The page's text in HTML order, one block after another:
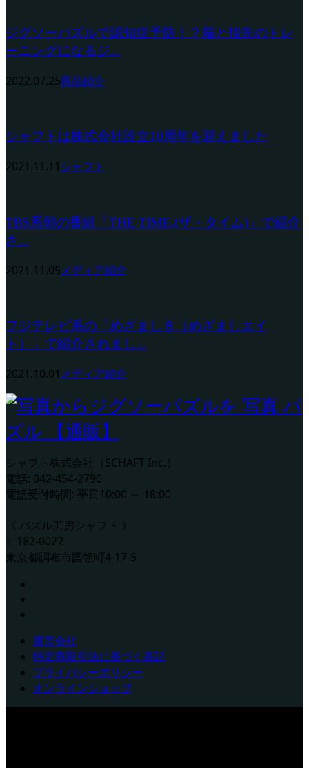
ジグソーパズルで認知症予防！？脳と指先のトレ
ーニングになるジ...
2022.07.25商品紹介
シャフトは株式会社設立10周年を迎えました
2021.11.11 シャフト
TBS系朝の番組「THE TIME,(ザ・タイム)」で紹介
さ...
2021.11.05メディア紹介
フジテレビ系の「めざまし８（めざましエイ
ト）」で紹介されまし...
2021.10.01 メディア紹介
シャフト株式会社（SCHAFT Inc.）
電話: 042-454-2790
電話受付時間: 平日10:00 ～ 18:00
《 パズル工房シャフト 》
〒182-0022
東京都調布市国領町4-17-5
運営会社
特定商取引法に基づく表記
プライバシーポリシー
オンラインショップ